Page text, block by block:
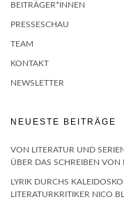
BEITRÄGER*INNEN
PRESSESCHAU
TEAM
KONTAKT
NEWSLETTER
NEUESTE BEITRÄGE
VON LITERATUR UND
ÜBER DAS SCHREIBEN VON
LYRIK DURCHS
LITERATURKRITIKER NICO